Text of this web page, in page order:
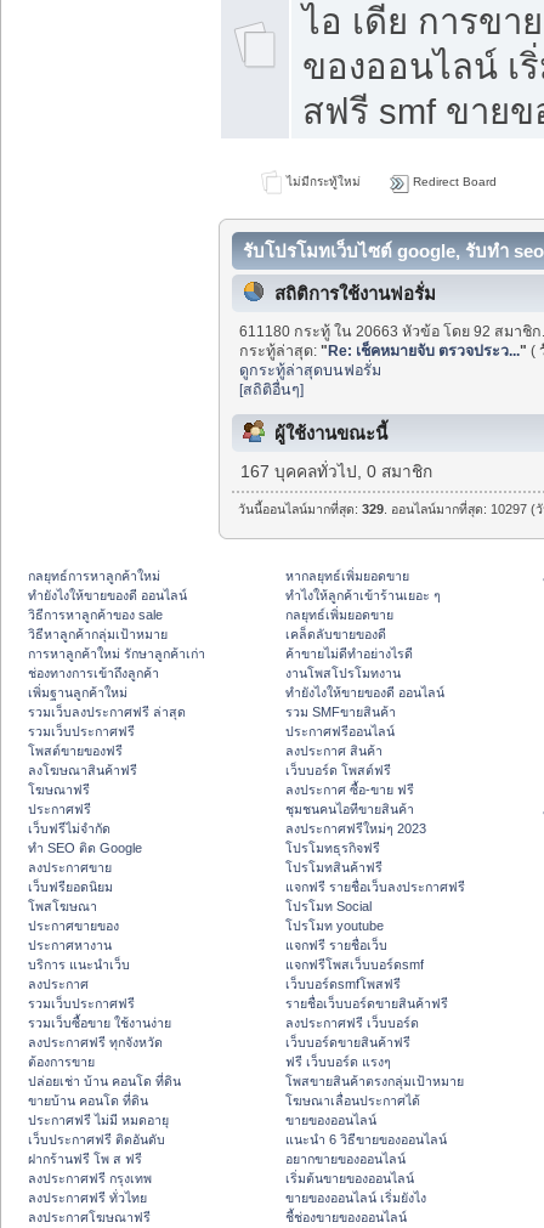
ไอ เดีย การขา
ของออนไลน์ เ
สฟรี smf ขาย
ไม่มีกระทู้ใหม่ Redirect Board
รับโปรโมทเว็บไซต์ google, รับทำ
สถิติการใช้งานฟอรั่ม
611180 กระทู้ ใน 20663 หัวข้อ โดย 92 สมาชิ
กระทู้ล่าสุด:"Re: เช็คหมายจับ ตรวจประว..." (
ดูกระทู้ล่าสุดบนฟอรั่ม
[สถิติอื่นๆ]
ผู้ใช้งานขณะนี้
167 บุคคลทั่วไป, 0 สมาชิก
วันนี้ออนไลน์มากที่สุด:329 . ออนไลน์มากที่สุด: 10297
กลยุทธ์การหาลูกค้าใหม่
ทํายังไงให้ขายของดี ออนไลน์
วิธีการหาลูกค้าของ sale
วิธีหาลูกค้ากลุ่มเป้าหมาย
การหาลูกค้าใหม่ รักษาลูกค้าเก่า
ช่องทางการเข้าถึงลูกค้า
เพิ่มฐานลูกค้าใหม่
รวมเว็บลงประกาศฟรี ล่าสุด
รวมเว็บประกาศฟรี
โพสต์ขายของฟรี
ลงโฆษณาสินค้าฟรี
โฆษณาฟรี
ประกาศฟรี
เว็บฟรีไม่จำกัด
ทำ SEO ติด Google
ลงประกาศขาย
เว็บฟรียอดนิยม
โพสโฆษณา
ประกาศขายของ
ประกาศหางาน
บริการ แนะนำเว็บ
ลงประกาศ
รวมเว็บประกาศฟรี
รวมเว็บซื้อขาย ใช้งานง่าย
ลงประกาศฟรี ทุกจังหวัด
ต้องการขาย
ปล่อยเช่า บ้าน คอนโด ที่ดิน
ขายบ้าน คอนโด ที่ดิน
ประกาศฟรี ไม่มี หมดอายุ
เว็บประกาศฟรี ติดอันดับ
ฝากร้านฟรี โพ ส ฟรี
ลงประกาศฟรี กรุงเทพ
ลงประกาศฟรี ทั่วไทย
ลงประกาศโฆษณาฟรี
หากลยุทธ์เพิ่มยอดขาย
ทําไงให้ลูกค้าเข้าร้านเยอะ ๆ
กลยุทธ์เพิ่มยอดขาย
เคล็ดลับขายของดี
ค้าขายไม่ดีทำอย่างไรดี
งานโพสโปรโมทงาน
ทํายังไงให้ขายของดี ออนไลน์
รวม SMFขายสินค้า
ประกาศฟรีออนไลน์
ลงประกาศ สินค้า
เว็บบอร์ด โพสต์ฟรี
ลงประกาศ ซื้อ-ขาย ฟรี
ชุมชนคนไอทีขายสินค้า
ลงประกาศฟรีใหม่ๆ 2023
โปรโมทธุรกิจฟรี
โปรโมทสินค้าฟรี
แจกฟรี รายชื่อเว็บลงประกาศฟรี
โปรโมท Social
โปรโมท youtube
แจกฟรี รายชื่อเว็บ
แจกฟรีโพสเว็บบอร์ดsmf
เว็บบอร์ดsmfโพสฟรี
รายชื่อเว็บบอร์ดขายสินค้าฟรี
ลงประกาศฟรี เว็บบอร์ด
เว็บบอร์ดขายสินค้าฟรี
ฟรี เว็บบอร์ด แรงๆ
โพสขายสินค้าตรงกลุ่มเป้าหมาย
โฆษณาเลื่อนประกาศได้
ขายของออนไลน์
แนะนำ 6 วิธีขายของออนไลน์
อยากขายของออนไลน์
เริ่มต้นขายของออนไลน์
ขายของออนไลน์ เริ่มยังไง
ชี้ช่องขายของออนไลน์